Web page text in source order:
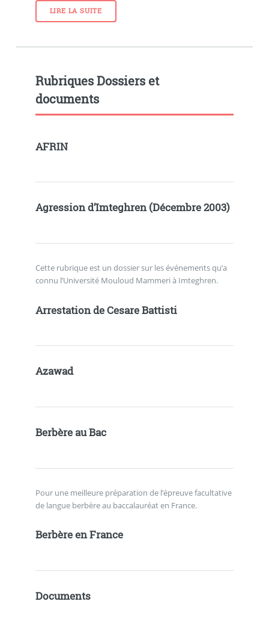
LIRE LA SUITE
Rubriques Dossiers et
documents
AFRIN
Agression d’Imteghren (Décembre 2003)
Cette rubrique est un dossier sur les événements qu’a
connu l’Université Mouloud Mammeri à Imteghren.
Arrestation de Cesare Battisti
Azawad
Berbère au Bac
Pour une meilleure préparation de l’épreuve facultative
de langue berbère au baccalauréat en France.
Berbère en France
Documents